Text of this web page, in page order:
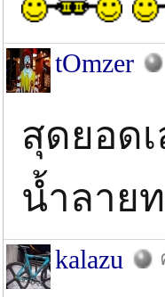
tOmzer
สุดยอด
น้ำลาย
kalazu